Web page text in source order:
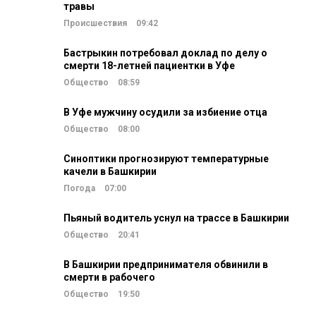
травы
Происшествия 09:42
Бастрыкин потребовал доклад по делу о
смерти 18-летней пациентки в Уфе
Общество 08:59
В Уфе мужчину осудили за избиение отца
Общество 08:00
Синоптики прогнозируют температурные
качели в Башкирии
Погода 07:00
Пьяный водитель уснул на трассе в Башкирии
Общество 20:41
В Башкирии предпринимателя обвинили в
смерти в рабочего
Общество 19:50